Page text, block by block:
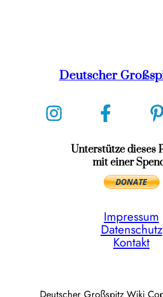
Deutscher
Unterstütze dieses
mit einer
Impressum
Datenschutz
Kontakt
Deutscher Großspitz Wiki